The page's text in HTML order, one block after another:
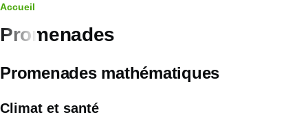
Fil
d'Ariane
Accueil
Promenades
Promenades mathématiques
Climat et santé